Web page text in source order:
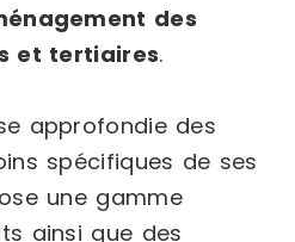
des
et tertiaires.
approfondie des
spécifiques de ses
une gamme
ainsi que des